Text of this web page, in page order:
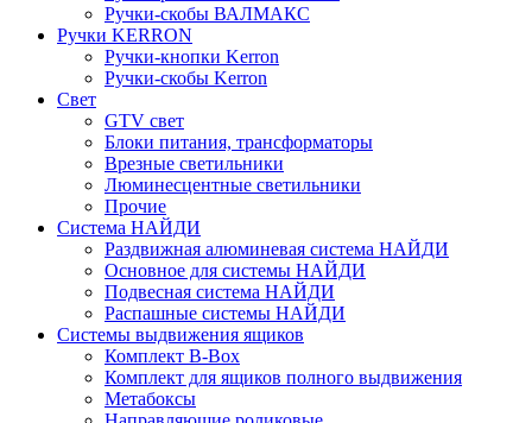
Ручки-скобы ВАЛМАКС
Ручки KERRON
Ручки-кнопки Kerron
Ручки-скобы Kerron
Свет
GTV свет
Блоки питания, трансформаторы
Врезные светильники
Люминесцентные светильники
Прочие
Система НАЙДИ
Раздвижная алюминевая система НАЙДИ
Основное для системы НАЙДИ
Подвесная система НАЙДИ
Распашные системы НАЙДИ
Системы выдвижения ящиков
Комплект B-Box
Комплект для ящиков полного выдвижения
Метабоксы